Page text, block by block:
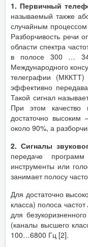
1. Первичный
называемый также
случайным
Разборчивость речи
области спектра
в полосе 300 …
Международного
телеграфии (МККТТ)
эффективно
Такой сигнал
При этом качество
достаточно высоким
около 90%, а
2. Сигналы
передаче
инструменты или
занимает полосу
Для достаточно
класса) полоса
для
(каналы высшего
100…6800 Гц [2].